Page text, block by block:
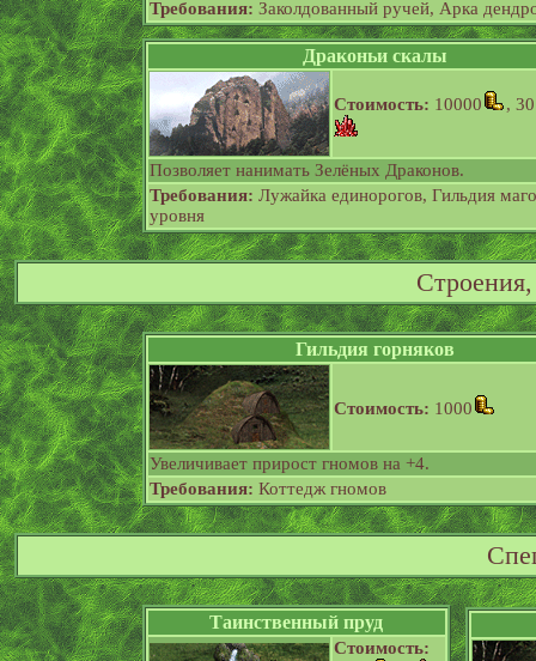
Требования: Заколдованный ручей, Арка
Драконьи скалы
Стоимость: 10000 , 30
Позволяет нанимать Зелёных Драконов.
Требования: Лужайка единорогов, Гильдия
уровня
Гильдия горняков
Стоимость: 1000
Увеличивает прирост гномов на +4.
Требования: Коттедж гномов
Таинственный пруд
Стоимость: